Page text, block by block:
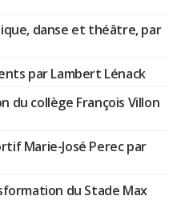
danse et théâtre, par
par Lambert Lénack
du collège François Villon
Marie-José Perec par
du Stade Max